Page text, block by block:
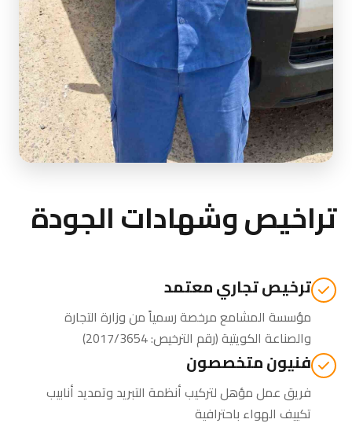
تراخيص وشهادات الجودة
ترخيص تجاري معتمد
مؤسسة المشامع مرخصة رسمياً منوزارة التجارة
والصناعة الكويتية(رقم الترخيص: 2017/3654)
فنيون متخصصون
فريق عمل مؤهل لتركيب أنظمة التبريد وتمديد أنابيب
تكييف الهواء باحترافية